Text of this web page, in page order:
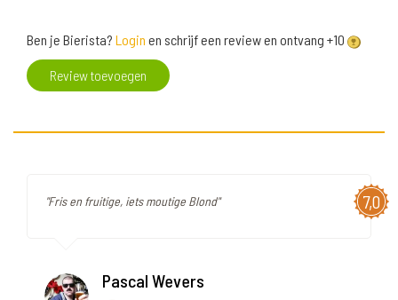
Ben je Bierista? Login en schrijf een review en ontvang +10
Review toevoegen
7,0
"Fris en fruitige, iets moutige Blond"
Pascal Wevers